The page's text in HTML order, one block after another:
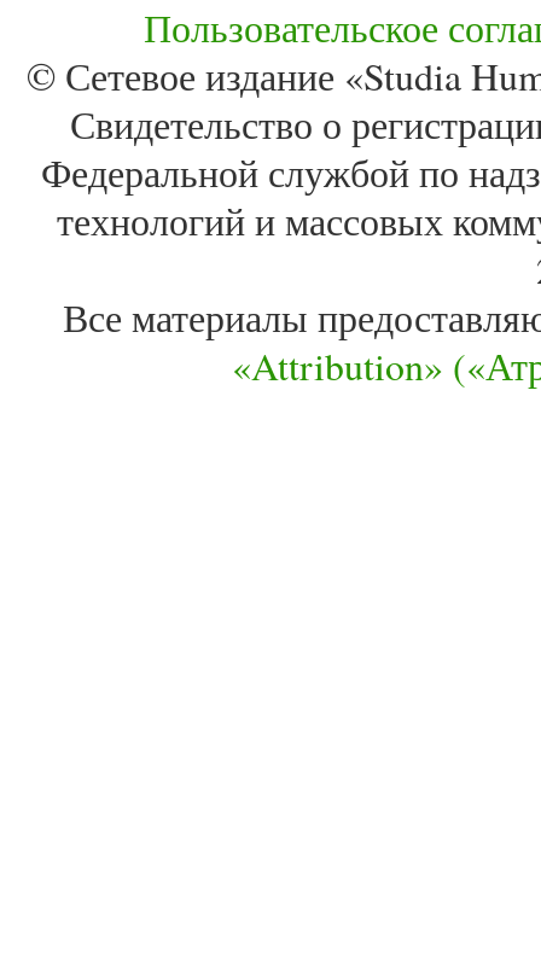
Пользовательское
© Сетевое издание «Studia
Свидетельство о
Федеральной службой по
технологий и массовых
Все материалы
«Attribution»